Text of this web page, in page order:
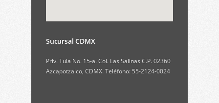
Sucursal CDMX
Priv. Tula No. 15-a. Col. Las Salinas C.P. 02360
Azcapotzalco, CDMX. Teléfono: 55-2124-0024